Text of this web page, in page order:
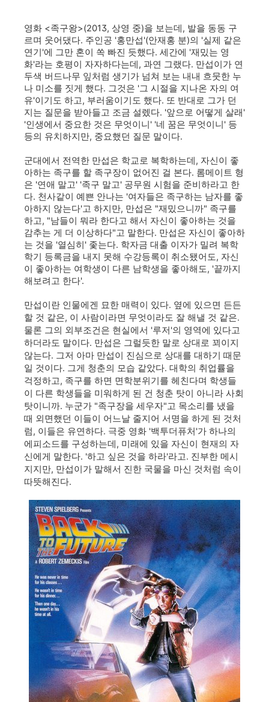
영화 <족구왕>(2013, 상영 중)을 보는데, 발을 동동 구
르며 웃어댔다. 주인공 '홍만섭'(안재홍 분)의 '실제 같은
연기'에 그만 혼이 쏙 빠진 듯했다. 세간에 '재밌는 영
화'라는 호평이 자자하다는데, 과연 그랬다. 만섭이가 연
두색 버드나무 잎처럼 생기가 넘쳐 보는 내내 흐뭇한 누
나 미소를 짓게 했다. 그것은 '그 시절을 지나온 자의 여
유'이기도 하고, 부러움이기도 했다. 또 반대로 그가 던
지는 질문을 받아들고 조금 설렜다. '앞으로 어떻게 살래'
'인생에서 중요한 것은 무엇이니' '네 꿈은 무엇이니' 등
등의 유치하지만, 중요했던 질문 말이다.
군대에서 전역한 만섭은 학교로 복학하는데, 자신이 좋
아하는 족구를 할 족구장이 없어진 걸 본다. 롬메이트 형
은 '연애 말고' '족구 말고' 공무원 시험을 준비하라고 한
다. 천사같이 예쁜 안나는 '여자들은 족구하는 남자를 좋
아하지 않는다'고 하지만, 만섭은 "재밌으니까" 족구를
하고, "남들이 뭐라 한다고 해서 자신이 좋아하는 것을
감추는 게 더 이상하다"고 말한다. 만섭은 자신이 좋아하
는 것을 '열심히' 좇는다. 학자금 대출 이자가 밀려 복학
학기 등록금을 내지 못해 수강등록이 취소됐어도, 자신
이 좋아하는 여학생이 다른 남학생을 좋아해도, '끝까지
해보려고 한다'.
만섭이란 인물에겐 묘한 매력이 있다. 옆에 있으면 든든
할 것 같은, 이 사람이라면 무엇이라도 잘 해낼 것 같은.
물론 그의 외부조건은 현실에서 '루저'의 영역에 있다고
하더라도 말이다. 만섭은 그럴듯한 말로 상대로 꾀이지
않는다. 그저 아마 만섭이 진심으로 상대를 대하기 때문
일 것이다. 그게 청춘의 모습 같았다. 대학의 취업률을
걱정하고, 족구를 하면 면학분위기를 헤친다며 학생들
이 다른 학생들을 미워하게 된 건 청춘 탓이 아니라 사회
탓이니까. 누군가 "족구장을 세우자"고 목소리를 냈을
때 외면했던 이들이 어느날 줄지어 서명을 하게 된 것처
럼, 이들은 유연하다. 극중 영화 '백투더퓨처'가 하나의
에피소드를 구성하는데, 미래에 있을 자신이 현재의 자
신에게 말한다. '하고 싶은 것을 하라'라고. 진부한 메시
지지만, 만섭이가 말해서 진한 국물을 마신 것처럼 속이
따뜻해진다.